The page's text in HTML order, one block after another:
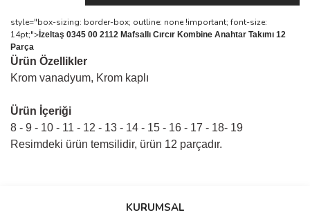
style="box-sizing: border-box; outline: none !important; font-size:
14pt;"> İzeltaş 0345 00 2112 Mafsallı Cırcır Kombine Anahtar Takımı 12
Parça
Ürün Özellikler
Krom vanadyum, Krom kaplı
Ürün İçeriği
8 - 9 - 10 - 11 - 12 - 13 - 14 - 15 - 16 - 17 - 18- 19
Resimdeki ürün temsilidir, ürün 12 parçadır.
Bu ürüne ilk yorumu siz yapın!
KURUMSAL